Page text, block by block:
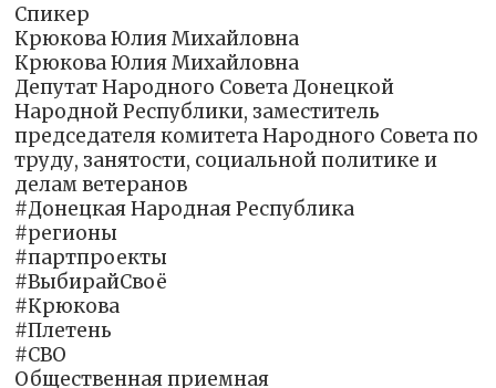
Спикер
Крюкова Юлия Михайловна
Крюкова Юлия Михайловна
Депутат Народного Совета Донецкой
Народной Республики, заместитель
председателя комитета Народного Совета по
труду, занятости, социальной политике и
делам ветеранов
#Донецкая Народная Республика
#регионы
#партпроекты
#ВыбирайСвоё
#Крюкова
#Плетень
#СВО
Общественная приемная